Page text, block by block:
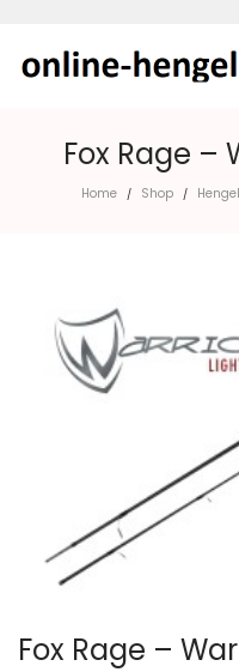
Fox Rage –
Home / Shop /
Fox Rage –